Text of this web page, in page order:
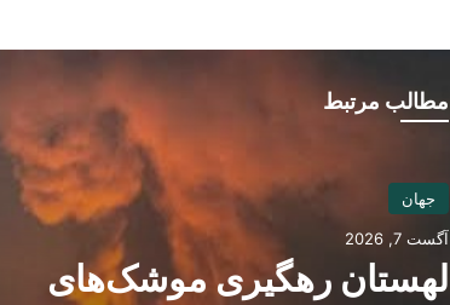
مطالب مرتبط
جهان
آگست 7, 2026
لهستان رهگیری موشک‌های